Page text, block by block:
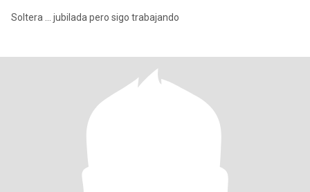
Soltera ... jubilada pero sigo trabajando